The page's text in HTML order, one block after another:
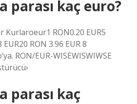
parası kaç euro?
Kurlaroeur1 RON0.20 EUR5
EUR20 RON 3.96 EUR 8
RON/EUR-WISEWISWIWSE
parası kaç